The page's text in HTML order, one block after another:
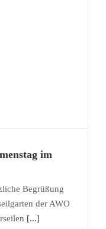
im
Begrüßung
der AWO
[...]